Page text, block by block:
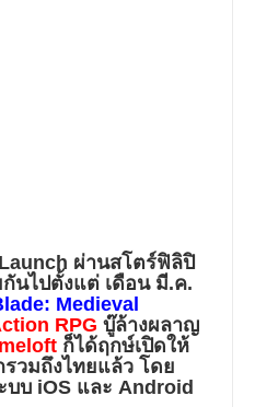
ผ่านสโตร์ฟิลิปิ
นไปตั้งแต่ เดือน มี.ค.
Medieval
RPG บู๊ล้างผลาญ
ก็ได้ฤกษ์เปิดให้
วมถึงไทยแล้ว โดย
บบ iOS และ Android